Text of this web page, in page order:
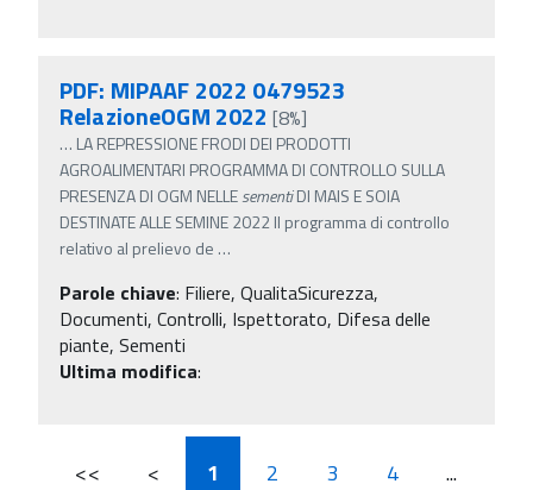
PDF: MIPAAF 2022 0479523
RelazioneOGM 2022 [8%]
… LA REPRESSIONE FRODI DEI PRODOTTI
AGROALIMENTARI PROGRAMMA DI CONTROLLO SULLA
PRESENZA DI OGM NELLEsementiDI MAIS E SOIA
DESTINATE ALLE SEMINE 2022 Il programma di controllo
relativo al prelievo de …
Parole chiave: Filiere, QualitaSicurezza,
Documenti, Controlli, Ispettorato, Difesa delle
piante, Sementi
Ultima modifica:
<< < 1 2 3 4 ...